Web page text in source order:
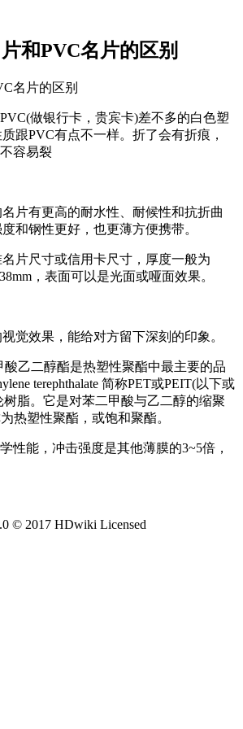
和PVC名片的区别
名片的区别
做银行卡，贵宾卡)差不多的白色塑
跟PVC有点不一样。折了会有折痕，
容易裂
片有更高的耐水性、耐候性和抗折曲
和钢性更好，也更薄方便携带。
片尺寸或信用卡尺寸，厚度一般为
，表面可以是光面或哑面效果。
觉效果，能给对方留下深刻的印象。
酸乙二醇酯是热塑性聚酯中最主要的品
terephthalate 简称PET或PEIT(以下或
树脂。它是对苯二甲酸与乙二醇的缩聚
热塑性聚酯，或饱和聚酯。
性能，冲击强度是其他薄膜的3~5倍，
© 2017 HDwiki Licensed